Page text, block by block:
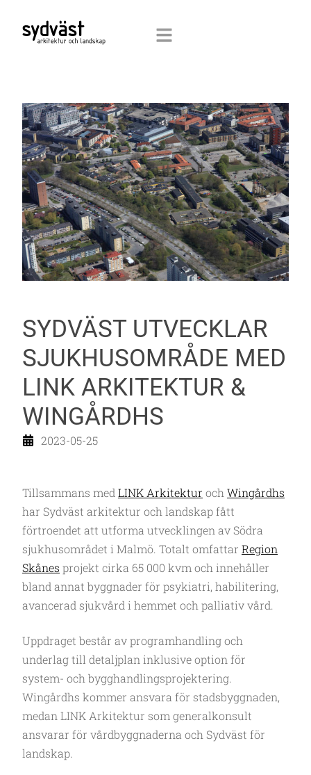
SYDVÄST UTVECKLAR
SJUKHUSOMRÅDE MED
LINK ARKITEKTUR &
WINGÅRDHS
2023-05-25
Tillsammans med LINK Arkitektur och Wingårdhs
har Sydväst arkitektur och landskap fått
förtroendet att utforma utvecklingen av Södra
sjukhusområdet i Malmö. Totalt omfattar Region
Skånes projekt cirka 65 000 kvm och innehåller
bland annat byggnader för psykiatri, habilitering,
avancerad sjukvård i hemmet och palliativ vård.
Uppdraget består av programhandling och
underlag till detaljplan inklusive option för
system- och bygghandlingsprojektering.
Wingårdhs kommer ansvara för stadsbyggnaden,
medan LINK Arkitektur som generalkonsult
ansvarar för vårdbyggnaderna och Sydväst för
landskap.